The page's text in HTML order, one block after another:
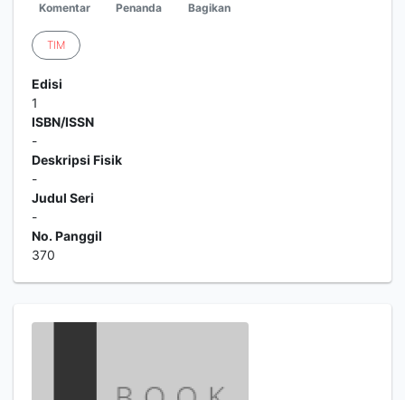
Komentar Penanda Bagikan
TIM
Edisi
1
ISBN/ISSN
-
Deskripsi Fisik
-
Judul Seri
-
No. Panggil
370